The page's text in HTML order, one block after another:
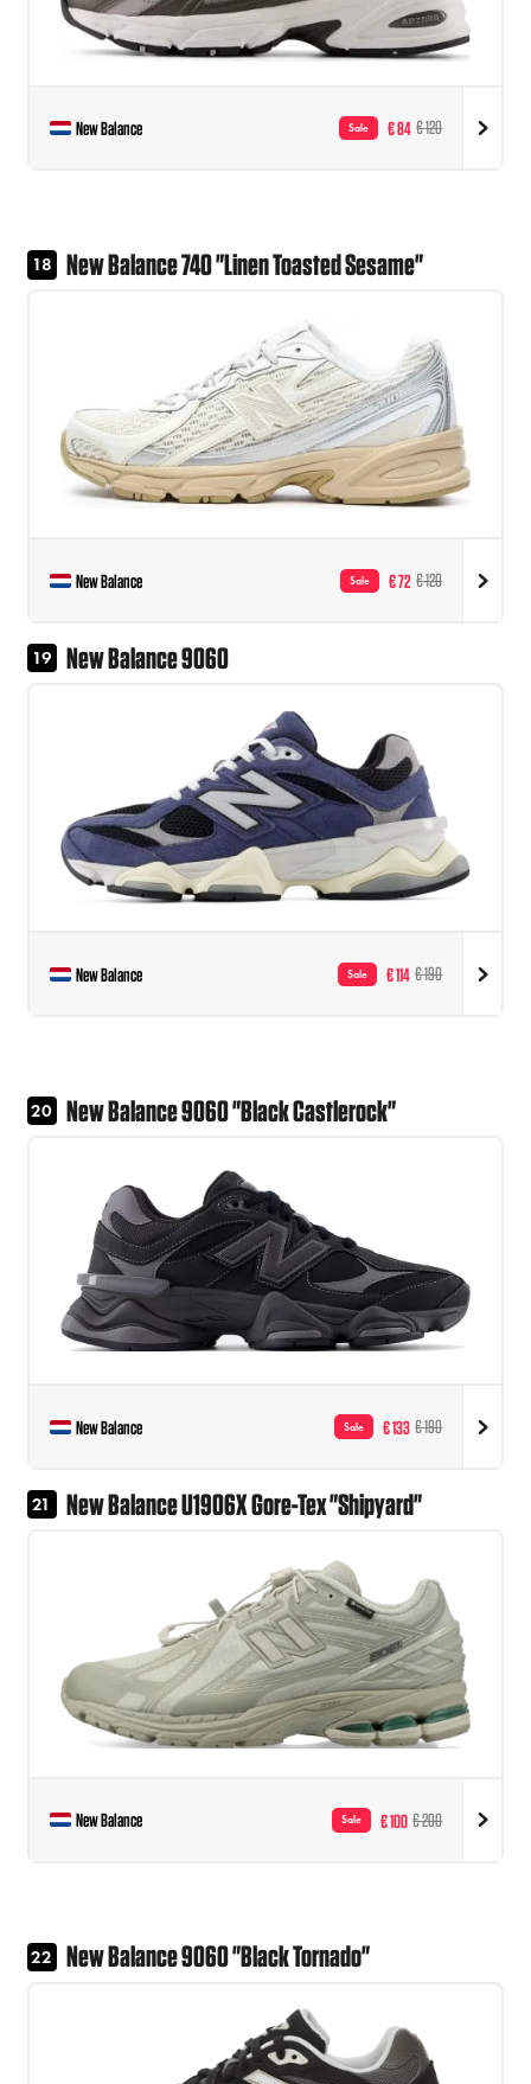
New Balance Sale € 84 € 120
18 New Balance 740 "Linen Toasted Sesame"
New Balance Sale € 72 € 120
19 New Balance 9060
New Balance Sale € 114 € 190
20 New Balance 9060 "Black Castlerock"
New Balance Sale € 133 € 190
21 New Balance U1906X Gore-Tex "Shipyard"
New Balance Sale € 100 € 200
22 New Balance 9060 "Black Tornado"